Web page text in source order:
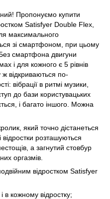
Пропонуємо купити
Satisfyer Double Flex,
максимального
зі смартфоном, при цьому
смартфона двигуни
і для кожного є 5 рівнів
ж відкриваються по-
вібрації в ритмі музики,
до бази користувацьких
і багато іншого. Можна
який точно дістанеться
розташуються
а загнутий стовбур
оргазмів.
відростком Satisfyer
в кожному відростку;